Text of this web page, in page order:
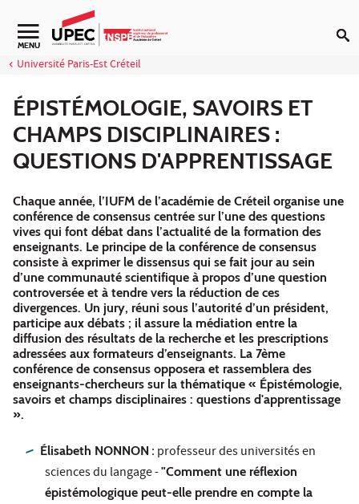
Aller au contenu
MENU
Université Paris-Est Créteil
ÉPISTÉMOLOGIE, SAVOIRS ET
CHAMPS DISCIPLINAIRES :
QUESTIONS D'APPRENTISSAGE
Chaque année, l’IUFM de l’académie de Créteil organise une
conférence de consensus centrée sur l’une des questions
vives qui font débat dans l’actualité de la formation des
enseignants. Le principe de la conférence de consensus
consiste à exprimer le dissensus qui se fait jour au sein
d’une communauté scientifique à propos d’une question
controversée et à tendre vers la réduction de ces
divergences. Un jury, réuni sous l’autorité d’un président,
participe aux débats ; il assure la médiation entre la
diffusion des résultats de la recherche et les prescriptions
adressées aux formateurs d’enseignants. La 7ème
conférence de consensus opposera et rassemblera des
enseignants-chercheurs sur la thématique « Épistémologie,
savoirs et champs disciplinaires : questions d'apprentissage
».
Élisabeth NONNON : professeur des universités en
sciences du langage -"Comment une réflexion
épistémologique peut-elle prendre en compte la